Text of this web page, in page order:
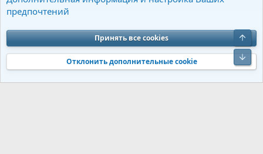
Cookies Charm by DCom
Обратная связь
Условия и правила
Политика конфиденциальности
Помощь
S
S
Community platform by XenForo® © 2010-2026 XenForo Ltd. Перевод от
Jumuro®|Media embeds via s9e/MediaSites
предпочтений
Принять все cookies
Отклонить дополнительные cookie
Верх
Низ